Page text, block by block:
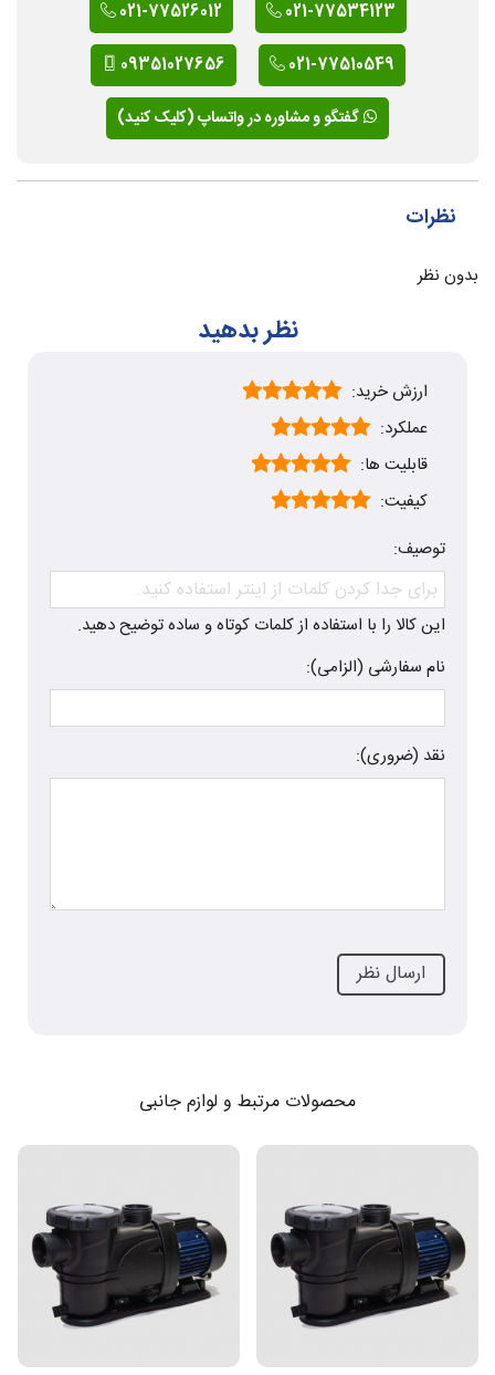
021-77534123
021-77526012
021-77510549
09351027656
گفتگو و مشاوره در واتساپ (کلیک کنید)
نظرات
بدون نظر
نظر بدهید
ارزش خرید:
عملکرد:
قابلیت ها:
کیفیت:
توصیف:
این کالا را با استفاده از کلمات کوتاه و ساده توضیح دهید.
نام سفارشی (الزامی):
نقد (ضروری):
محصولات مرتبط و لوازم جانبی